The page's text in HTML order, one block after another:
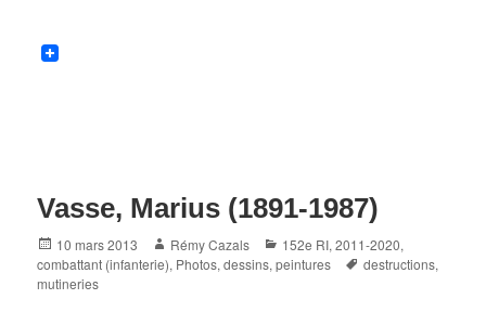
Vasse, Marius (1891-1987)
Posted
on
10 mars 2013 Author
Rémy Cazals Categories
152e RI,2011-2020,
combattant (infanterie), Photos, dessins, peintures Tags
destructions,
mutineries